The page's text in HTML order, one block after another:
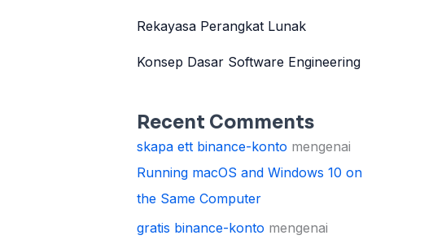
Rekayasa Perangkat Lunak
Konsep Dasar Software Engineering
Recent Comments
skapa ett binance-konto mengenai
Running macOS and Windows 10 on
the Same Computer
gratis binance-konto mengenai